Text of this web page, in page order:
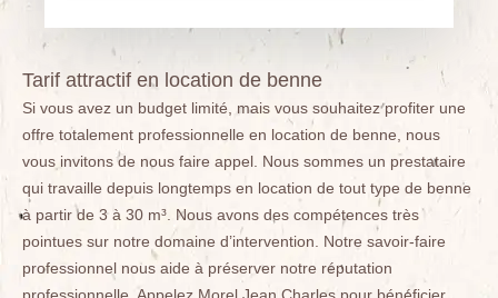
Tarif attractif en location de benne
Si vous avez un budget limité, mais vous souhaitez profiter une
offre totalement professionnelle en location de benne, nous
vous invitons de nous faire appel. Nous sommes un prestataire
qui travaille depuis longtemps en location de tout type de benne
à partir de 3 à 30 m³. Nous avons des compétences très
pointues sur notre domaine d’intervention. Notre savoir-faire
professionnel nous aide à préserver notre réputation
professionnelle. Appelez Morel Jean Charles pour bénéficier